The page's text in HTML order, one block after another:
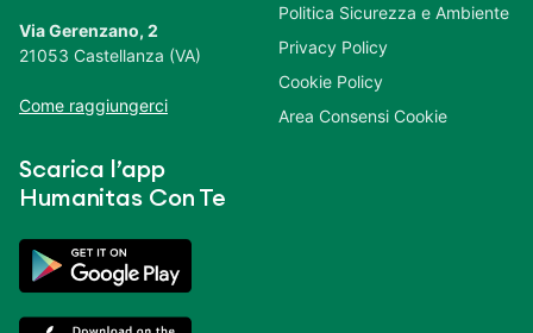
Via Gerenzano, 2
21053 Castellanza (VA)
Come raggiungerci
Scarica l’app
Humanitas Con Te
Politica Sicurezza e Ambiente
Privacy Policy
Cookie Policy
Area Consensi Cookie